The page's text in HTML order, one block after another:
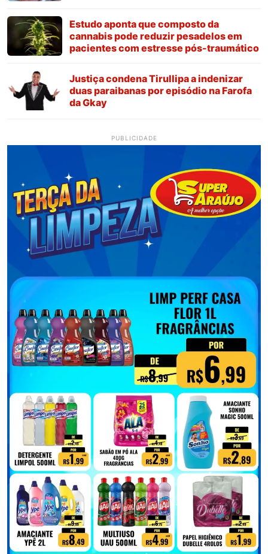
Estudo aponta que composto da
cannabis pode reduzir pesadelos em
pacientes com estresse pós-traumático
Justiça condena Tirullipa a indenizar
duas paraibanas por episódio na Farofa
da Gkay
PUBLICIDADE